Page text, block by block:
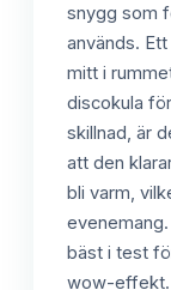
snygg som
används.
mitt i
discokula
skillnad, är
att den
bli varm,
bäst i test
wow-effekt.